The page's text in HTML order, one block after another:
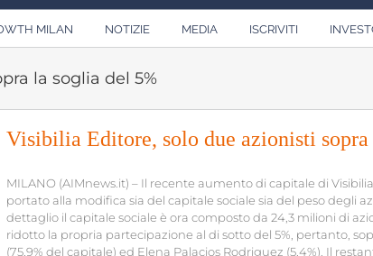
MILAN NOTIZIE MEDIA ISCRIVITI
la soglia del 5%
Visibilia Editore, solo due azionisti
MILANO (AIMnews.it) – Il recente aumento di capitale di
portato alla modifica sia del capitale sociale sia del peso degli
dettaglio il capitale sociale è ora composto da 24,3 milioni di
ridotto la propria partecipazione al di sotto del 5%, pertanto,
(75,9% del capitale) ed Elena Palacios Rodriguez (5,4%). Il